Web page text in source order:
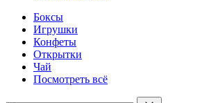
Боксы
Игрушки
Конфеты
Открытки
Чай
Посмотреть всё